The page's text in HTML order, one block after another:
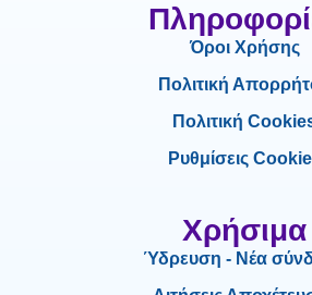
Όροι Χρήσης
Πολιτική
Πολιτική
Ρυθμίσεις
Χρήσιμα
Ύδρευση - Νέα